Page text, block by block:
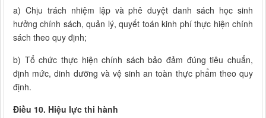
a) Chịu trách nhiệm lập và phê duyệt danh sách học sinh
hưởng chính sách, quản lý, quyết toán kinh phí thực hiện chính
sách theo quy định;
b) Tổ chức thực hiện chính sách bảo đảm đúng tiêu chuẩn,
định mức, dinh dưỡng và vệ sinh an toàn thực phẩm theo quy
định.
Điều 10. Hiệu lực thi hành